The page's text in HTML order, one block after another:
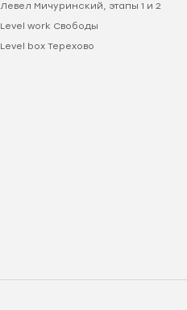
Левел Мичуринский, этапы 1 и 2
Level work Свободы
Level box Терехово